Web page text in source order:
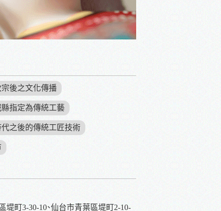
後之文化傳播
指定為傳統工藝
代之後的傳統工匠技術
堤町3-30-10、仙台市青葉區堤町2-10-